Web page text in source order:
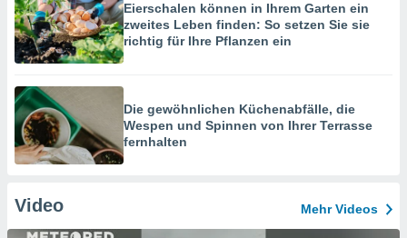
Eierschalen können in Ihrem Garten ein
zweites Leben finden: So setzen Sie sie
richtig für Ihre Pflanzen ein
Die gewöhnlichen Küchenabfälle, die
Wespen und Spinnen von Ihrer Terrasse
fernhalten
Video Mehr Videos